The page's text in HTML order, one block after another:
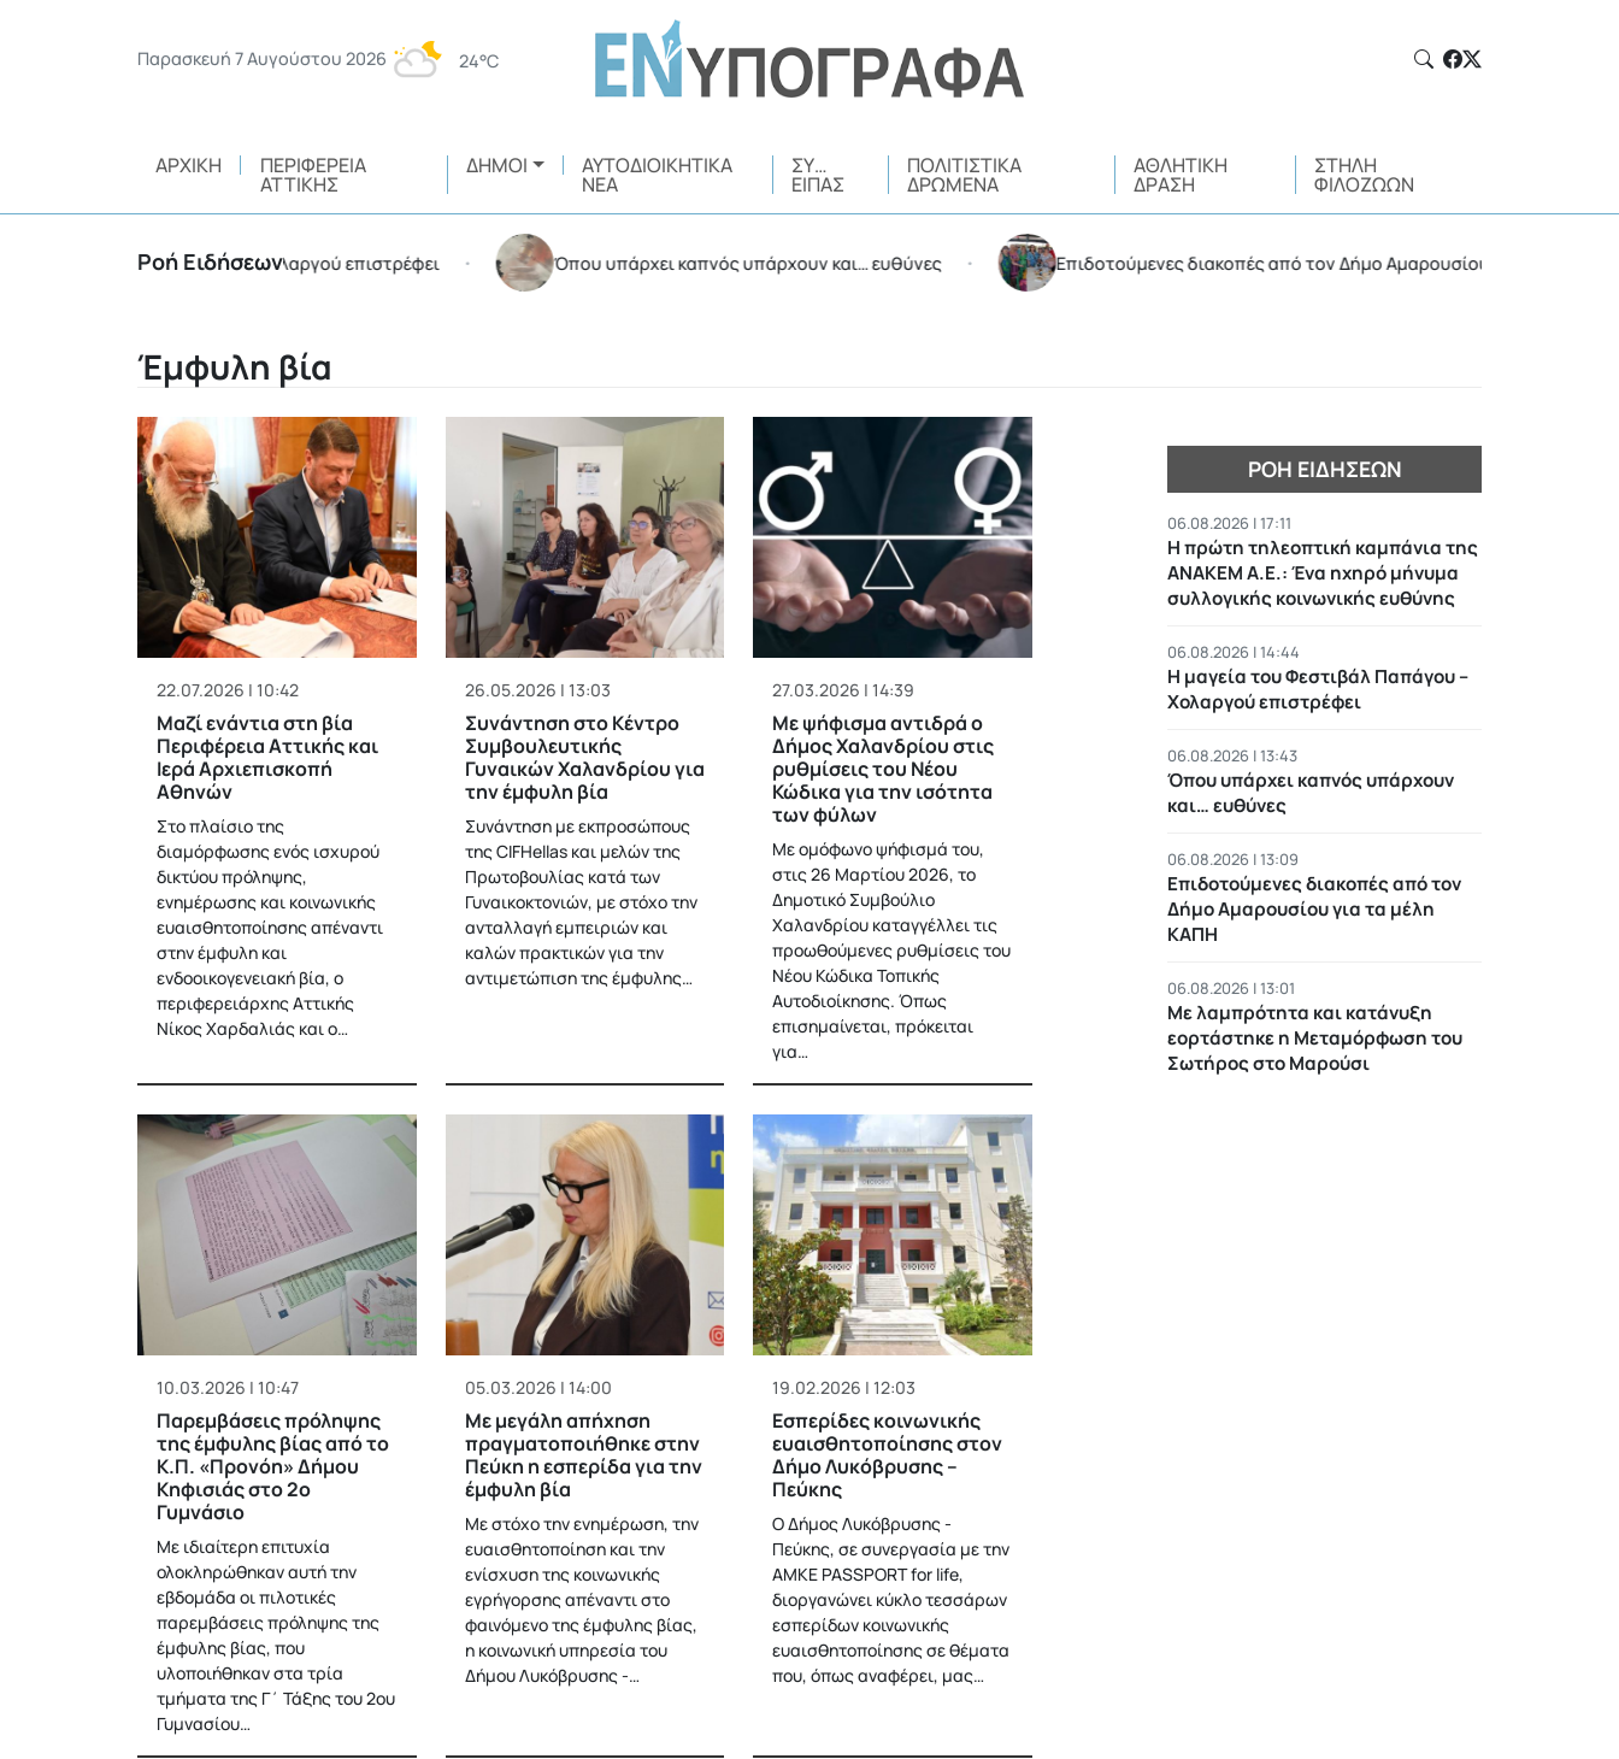
Παρασκευή 7 Αυγούστου 2026 24°C
ΑΡΧΙΚΉ ΠΕΡΙΦΈΡΕΙΑ
ΑΤΤΙΚΉΣ
ΔΉΜΟΙ ΑΥΤΟΔΙΟΙΚΗΤΙΚΆ
ΝΈΑ
ΣΥ…
ΕΊΠΑΣ
ΠΟΛΙΤΙΣΤΙΚΆ
ΔΡΏΜΕΝΑ
ΑΘΛΗΤΙΚΉ
ΔΡΆΣΗ
ΣΤΉΛΗ
ΦΙΛΌΖΩΩΝ
Ροή Ειδήσεων
Παπάγου – Χολαργού επιστρέφει • Όπου υπάρχει καπνός υπάρχουν και… ευθύνες • Επιδοτούμενες διακοπές από τον Δήμο Αμαρουσίου για τα μέλη ΚΑΠΗ
Έμφυλη βία
22.07.2026 | 10:42
Μαζί ενάντια στη βία
Περιφέρεια Αττικής και
Ιερά Αρχιεπισκοπή
Αθηνών
Στο πλαίσιο της
διαμόρφωσης ενός ισχυρού
δικτύου πρόληψης,
ενημέρωσης και κοινωνικής
ευαισθητοποίησης απέναντι
στην έμφυλη και
ενδοοικογενειακή βία, ο
περιφερειάρχης Αττικής
Νίκος Χαρδαλιάς και ο…
26.05.2026 | 13:03
Συνάντηση στο Κέντρο
Συμβουλευτικής
Γυναικών Χαλανδρίου για
την έμφυλη βία
Συνάντηση με εκπροσώπους
της CIFHellas και μελών της
Πρωτοβουλίας κατά των
Γυναικοκτονιών, με στόχο την
ανταλλαγή εμπειριών και
καλών πρακτικών για την
αντιμετώπιση της έμφυλης…
27.03.2026 | 14:39
Με ψήφισμα αντιδρά ο
Δήμος Χαλανδρίου στις
ρυθμίσεις του Νέου
Κώδικα για την ισότητα
των φύλων
Με ομόφωνο ψήφισμά του,
στις 26 Μαρτίου 2026, το
Δημοτικό Συμβούλιο
Χαλανδρίου καταγγέλλει τις
προωθούμενες ρυθμίσεις του
Νέου Κώδικα Τοπικής
Αυτοδιοίκησης. Όπως
επισημαίνεται, πρόκειται
για…
10.03.2026 | 10:47
Παρεμβάσεις πρόληψης
της έμφυλης βίας από το
Κ.Π. «Προνόη» Δήμου
Κηφισιάς στο 2ο
Γυμνάσιο
Με ιδιαίτερη επιτυχία
ολοκληρώθηκαν αυτή την
εβδομάδα οι πιλοτικές
παρεμβάσεις πρόληψης της
έμφυλης βίας, που
υλοποιήθηκαν στα τρία
τμήματα της Γ΄ Τάξης του 2ου
Γυμνασίου…
05.03.2026 | 14:00
Με μεγάλη απήχηση
πραγματοποιήθηκε στην
Πεύκη η εσπερίδα για την
έμφυλη βία
Με στόχο την ενημέρωση, την
ευαισθητοποίηση και την
ενίσχυση της κοινωνικής
εγρήγορσης απέναντι στο
φαινόμενο της έμφυλης βίας,
η κοινωνική υπηρεσία του
Δήμου Λυκόβρυσης -…
19.02.2026 | 12:03
Εσπερίδες κοινωνικής
ευαισθητοποίησης στον
Δήμο Λυκόβρυσης –
Πεύκης
Ο Δήμος Λυκόβρυσης -
Πεύκης, σε συνεργασία με την
ΑΜΚΕ PASSPORT for life,
διοργανώνει κύκλο τεσσάρων
εσπερίδων κοινωνικής
ευαισθητοποίησης σε θέματα
που, όπως αναφέρει, μας…
ΡΟΉ ΕΙΔΉΣΕΩΝ
06.08.2026 | 17:11
Η πρώτη τηλεοπτική καμπάνια της
ΑΝΑΚΕΜ Α.Ε.: Ένα ηχηρό μήνυμα
συλλογικής κοινωνικής ευθύνης
06.08.2026 | 14:44
Η μαγεία του Φεστιβάλ Παπάγου –
Χολαργού επιστρέφει
06.08.2026 | 13:43
Όπου υπάρχει καπνός υπάρχουν
και… ευθύνες
06.08.2026 | 13:09
Επιδοτούμενες διακοπές από τον
Δήμο Αμαρουσίου για τα μέλη
ΚΑΠΗ
06.08.2026 | 13:01
Με λαμπρότητα και κατάνυξη
εορτάστηκε η Μεταμόρφωση του
Σωτήρος στο Μαρούσι